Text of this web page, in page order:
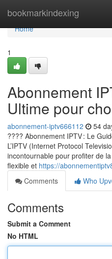
bookmarkindexing
Home
Home
1
Abonnement
Ultime pour
abonnement-iptv666112 54
???? Abonnement IPTV : Le
L’IPTV (Internet Protocol
incontournable pour profiter de
flexible et https://
Comments
Who
Comments
Submit a Comment
No HTML